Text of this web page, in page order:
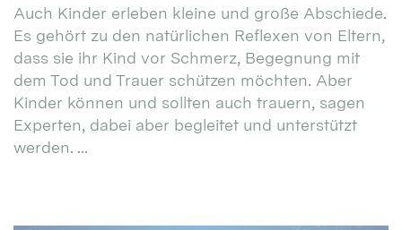
Auch Kinder erleben kleine und große Abschiede.
Es gehört zu den natürlichen Reflexen von Eltern,
dass sie ihr Kind vor Schmerz, Begegnung mit
dem Tod und Trauer schützen möchten. Aber
Kinder können und sollten auch trauern, sagen
Experten, dabei aber begleitet und unterstützt
werden. ...